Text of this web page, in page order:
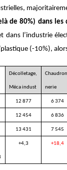
de 80%) dans
l’industrie
(-10%),
Décolletage,
Méca indust nerie
12 877 6 374
12 454 6 836
13 431 7 545
+4,3 +18,4